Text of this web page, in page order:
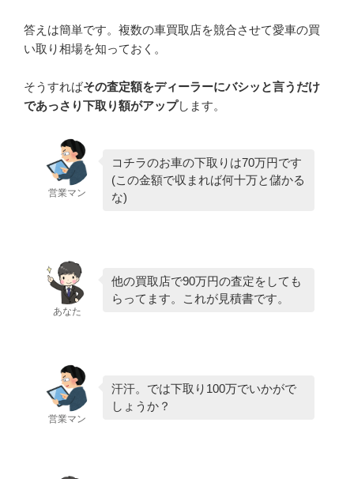
答えは簡単です。複数の車買取店を競合させて愛車の買
い取り相場を知っておく。
そうすればその査定額をディーラーにバシッと言うだけ
であっさり下取り額がアップします。
営業マン
コチラのお車の下取りは70万円です
(この金額で収まれば何十万と儲かる
な)
あなた
他の買取店で90万円の査定をしても
らってます。これが見積書です。
営業マン
汗汗。では下取り100万でいかがで
しょうか？